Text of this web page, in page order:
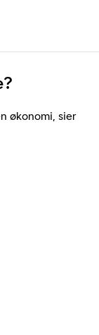
økonomi, sier